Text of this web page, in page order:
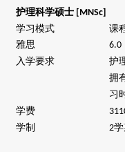
护理科学硕士 [MNSc]
学习模式
课
雅思
6.0
入学要求
护
拥
习
学费
学制
2学